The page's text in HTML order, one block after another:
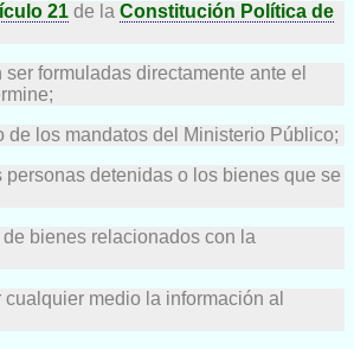
21 de la Constitución Política de
formuladas directamente ante el
de los mandatos del Ministerio Público;
detenidas o los bienes que se
bienes relacionados con la
medio la información al